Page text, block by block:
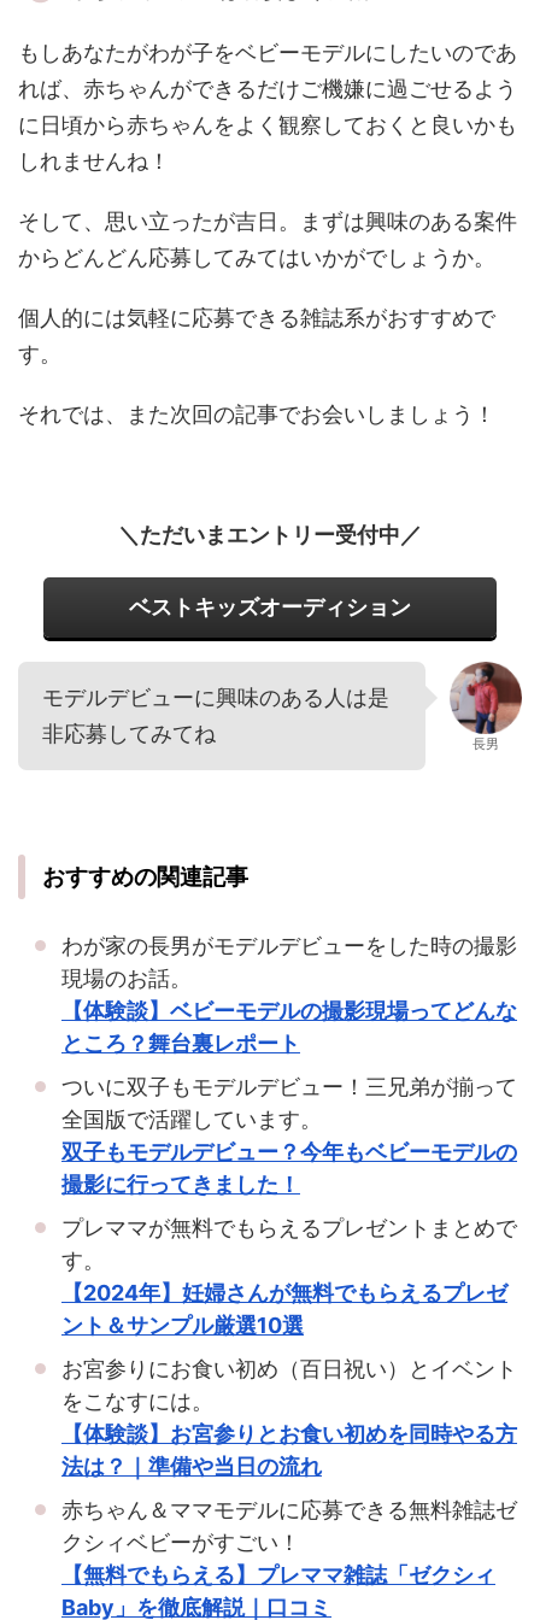
もしあなたがわが子をベビーモデルにしたいのであ
れば、赤ちゃんができるだけご機嫌に過ごせるよう
に日頃から赤ちゃんをよく観察しておくと良いかも
しれませんね！
そして、思い立ったが吉日。まずは興味のある案件
からどんどん応募してみてはいかがでしょうか。
個人的には気軽に応募できる雑誌系がおすすめで
す。
それでは、また次回の記事でお会いしましょう！
＼ただいまエントリー受付中／
ベストキッズオーディション
モデルデビューに興味のある人は是
非応募してみてね
長男
おすすめの関連記事
わが家の長男がモデルデビューをした時の撮影
現場のお話。
【体験談】ベビーモデルの撮影現場ってどんな
ところ？舞台裏レポート
ついに双子もモデルデビュー！三兄弟が揃って
全国版で活躍しています。
双子もモデルデビュー？今年もベビーモデルの
撮影に行ってきました！
プレママが無料でもらえるプレゼントまとめで
す。
【2024年】妊婦さんが無料でもらえるプレゼ
ント＆サンプル厳選10選
お宮参りにお食い初め（百日祝い）とイベント
をこなすには。
【体験談】お宮参りとお食い初めを同時やる方
法は？｜準備や当日の流れ
赤ちゃん＆ママモデルに応募できる無料雑誌ゼ
クシィベビーがすごい！
【無料でもらえる】プレママ雑誌「ゼクシィ
Baby」を徹底解説｜口コミ